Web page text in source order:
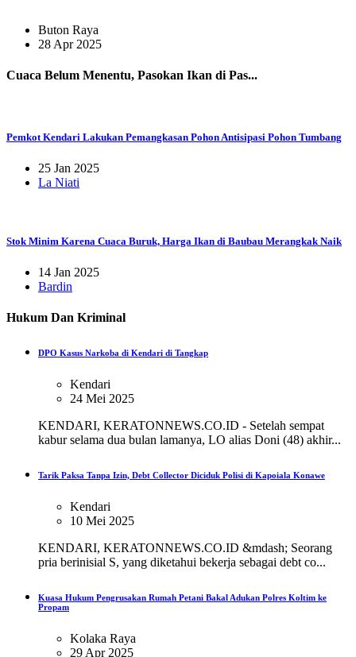
Buton Raya
28 Apr 2025
Cuaca Belum Menentu, Pasokan Ikan di Pas...
Pemkot Kendari Lakukan Pemangkasan Pohon Antisipasi Pohon Tumbang
25 Jan 2025
La Niati
Stok Minim Karena Cuaca Buruk, Harga Ikan di Baubau Merangkak Naik
14 Jan 2025
Bardin
Hukum Dan Kriminal
DPO Kasus Narkoba di Kendari di Tangkap
Kendari
24 Mei 2025
KENDARI, KERATONNEWS.CO.ID - Setelah sempat
kabur selama dua bulan lamanya, LO alias Doni (48) akhir...
Tarik Paksa Tanpa Izin, Debt Collector Diciduk Polisi di Kapoiala Konawe
Kendari
10 Mei 2025
KENDARI, KERATONNEWS.CO.ID &mdash; Seorang
pria berinisial S, yang diketahui bekerja sebagai debt co...
Kuasa Hukum Pengrusakan Rumah Petani Bakal Adukan Polres Koltim ke
Propam
Kolaka Raya
29 Apr 2025